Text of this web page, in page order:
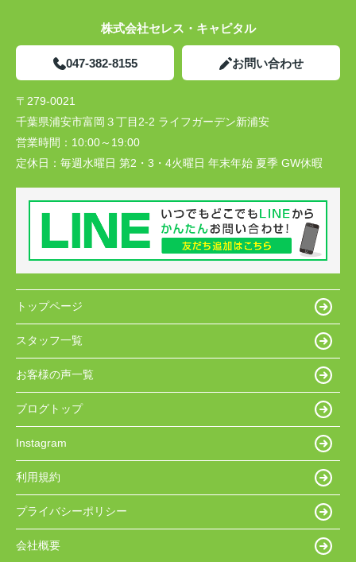
株式会社セレス・キャピタル
047-382-8155 お問い合わせ
〒279-0021
千葉県浦安市富岡３丁目2-2 ライフガーデン新浦安
営業時間： 10:00～19:00
定休日： 毎週水曜日 第2・3・4火曜日 年末年始 夏季 GW休暇
トップページ
スタッフ一覧
お客様の声一覧
ブログトップ
Instagram
利用規約
プライバシーポリシー
会社概要